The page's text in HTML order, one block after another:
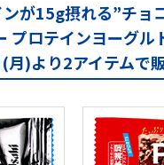
が15g摂れる”チョ
プロテインヨーグ
)より2アイテムで